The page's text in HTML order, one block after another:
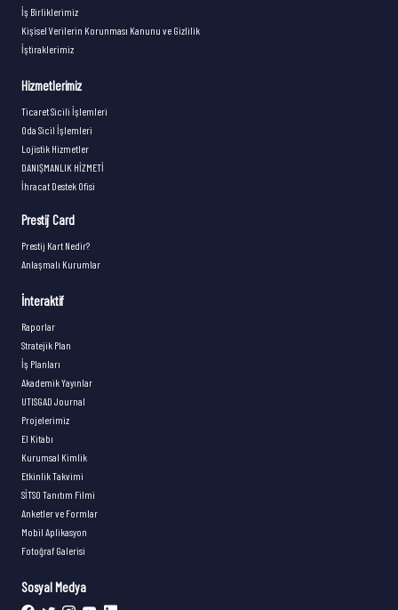
İş Birliklerimiz
Kişisel Verilerin Korunması Kanunu ve Gizlilik
İştiraklerimiz
Hizmetlerimiz
Ticaret Sicili İşlemleri
Oda Sicil İşlemleri
Lojistik Hizmetler
DANIŞMANLIK HİZMETİ
İhracat Destek Ofisi
Prestij Card
Prestij Kart Nedir?
Anlaşmalı Kurumlar
İnteraktif
Raporlar
Stratejik Plan
İş Planları
Akademik Yayınlar
UTISGAD Journal
Projelerimiz
El Kitabı
Kurumsal Kimlik
Etkinlik Takvimi
SİTSO Tanıtım Filmi
Anketler ve Formlar
Mobil Aplikasyon
Fotoğraf Galerisi
Sosyal Medya